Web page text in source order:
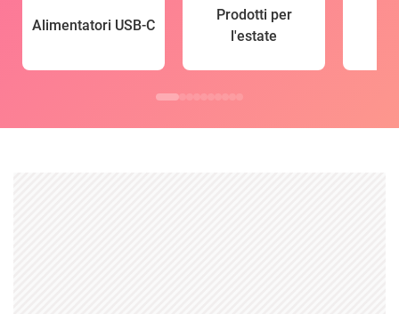
Alimentatori USB-C
Prodotti per
l'estate